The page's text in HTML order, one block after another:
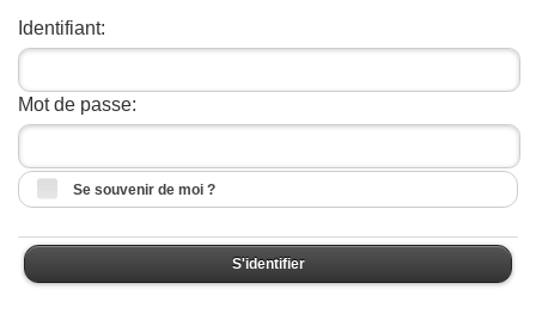
Identifiant:
Mot de passe:
Se souvenir de moi ?
S'identifier